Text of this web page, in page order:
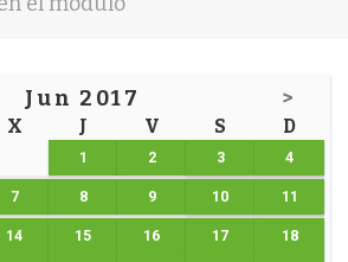
Jun 2017 >
X J V S D
1 2 3 4
7 8 9 10 11
14 15 16 17 18